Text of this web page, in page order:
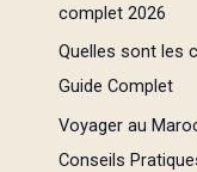
complet 2026
Quelles sont les
Guide Complet
Voyager au
Conseils